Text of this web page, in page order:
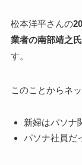
松本洋平さんの
業者の南部靖之
す。
このことからネ
新婦はパソナ
パソナ社員だ